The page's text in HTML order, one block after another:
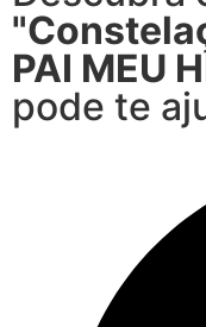
PAI MEU
pode te